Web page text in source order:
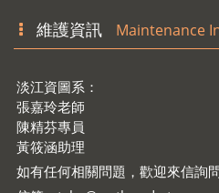
維護資訊 Maintenance
淡江資圖系：
張嘉玲老師
陳精芬專員
黃筱涵助理
如有任何相關問題，歡迎來信詢